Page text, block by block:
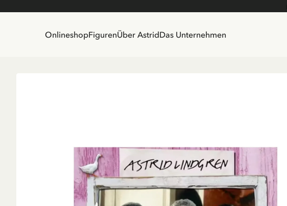
OnlineshopFigurenÜber AstridDas Unternehmen